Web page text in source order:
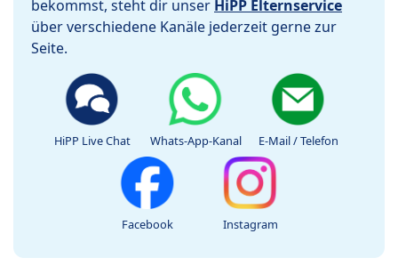
bekommst, steht dir unser HiPP Elternservice
über verschiedene Kanäle jederzeit gerne zur
Seite.
HiPP Live Chat Whats-App-Kanal E-Mail / Telefon
Facebook Instagram